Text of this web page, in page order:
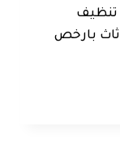
تنظيف
بارخص